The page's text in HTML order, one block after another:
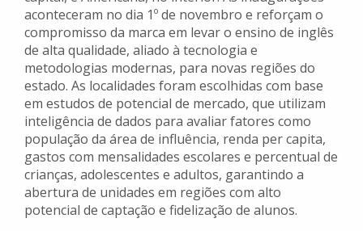
aconteceram no dia 1º de novembro e reforçam o
compromisso da marca em levar o ensino de inglês
de alta qualidade, aliado à tecnologia e
metodologias modernas, para novas regiões do
estado. As localidades foram escolhidas com base
em estudos de potencial de mercado, que utilizam
inteligência de dados para avaliar fatores como
população da área de influência, renda per capita,
gastos com mensalidades escolares e percentual de
crianças, adolescentes e adultos, garantindo a
abertura de unidades em regiões com alto
potencial de captação e fidelização de alunos.